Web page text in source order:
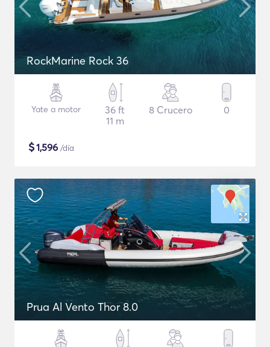
RockMarine Rock 36
Yate a motor
36 ft
11 m
8 Crucero 0
$1,596 /día
Prua Al Vento Thor 8.0